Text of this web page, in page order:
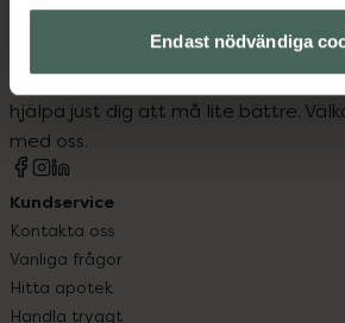
Endast nödvändiga
syd till Lappland i norr, och online i
datorn. Oavsett vem du är så är
hjälpa just dig att må lite bättre.
med oss.
Kundservice
Kontakta oss
Vanliga frågor
Hitta apotek
Handla tryggt